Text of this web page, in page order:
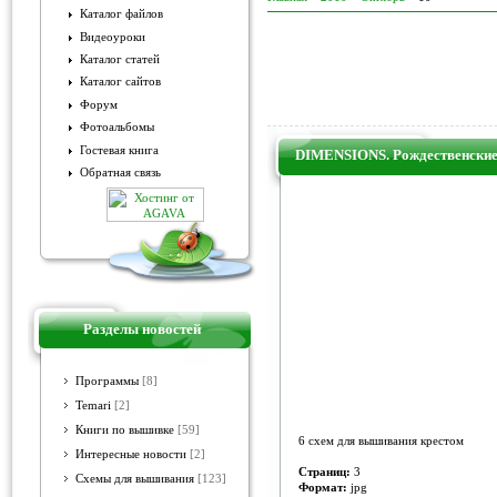
Каталог файлов
Видеоуроки
Каталог статей
Каталог сайтов
Форум
Фотоальбомы
Гостевая книга
Обратная связь
Разделы новостей
Программы [8]
Temari [2]
Книги по вышивке [59]
Интересные новости [2]
Схемы для вышивания [123]
DIMENSIONS.
6 схем для вышивания крестом
Страниц: 3
Формат: jpg